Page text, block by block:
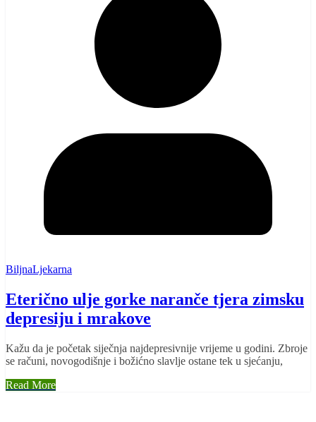
BiljnaLjekarna
Eterično ulje gorke naranče tjera zimsku
depresiju i mrakove
Kažu da je početak siječnja najdepresivnije vrijeme u godini. Zbroje
se računi, novogodišnje i božićno slavlje ostane tek u sjećanju,
Read More